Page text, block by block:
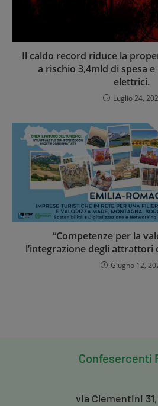
Il caldo record riduce la
a rischio 3,4mld di spesa
elettrici.
Luglio 24,
“Competenze per la
l’integrazione degli attrattori
Giugno 12,
Confesercenti
via Clementini